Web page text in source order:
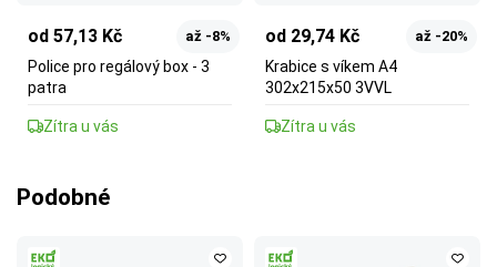
od 57,13 Kč až -8%
Police pro regálový box - 3
patra
Zítra u vás
od 29,74 Kč až -20%
Krabice s víkem A4
302x215x50 3VVL
Zítra u vás
Podobné